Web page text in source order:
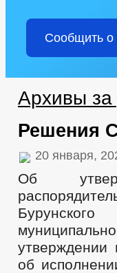
Сообщить о
Архивы за
Решения
20 января,
Об
утверждении
об